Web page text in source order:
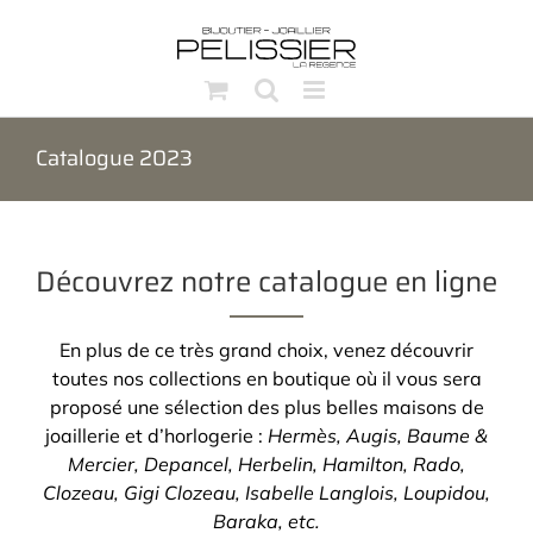
Catalogue 2023
Découvrez notre catalogue en ligne
En plus de ce très grand choix, venez découvrir
toutes nos collections en boutique où il vous sera
proposé une sélection des plus belles maisons de
joaillerie et d’horlogerie : Hermès, Augis, Baume &
Mercier, Depancel, Herbelin, Hamilton, Rado,
Clozeau, Gigi Clozeau, Isabelle Langlois, Loupidou,
Baraka, etc.